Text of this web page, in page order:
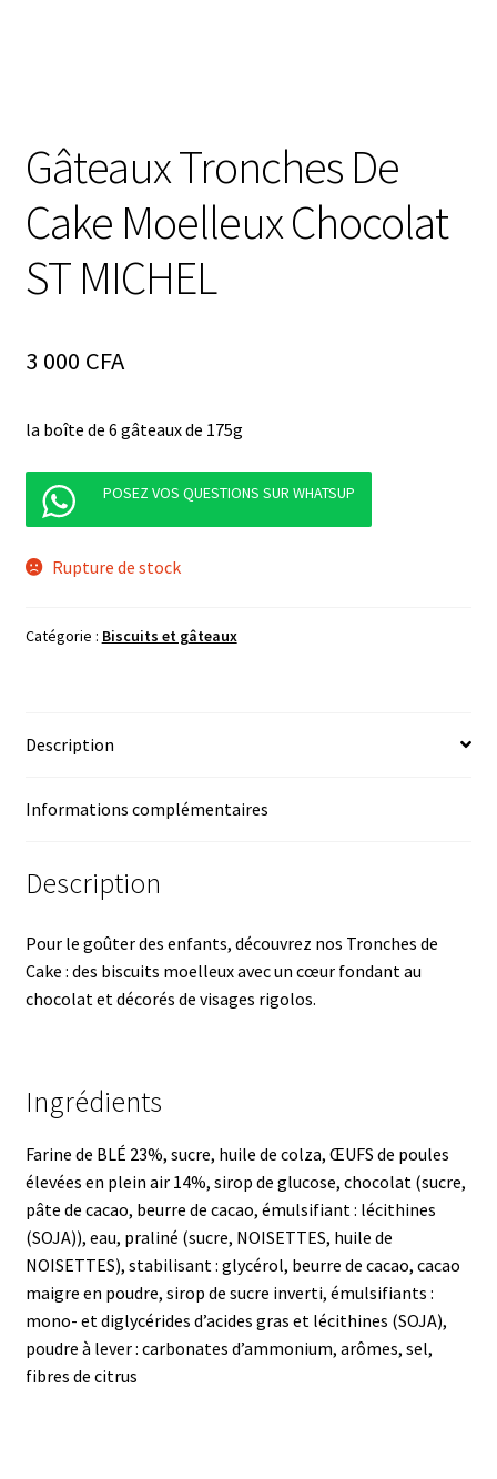
Gâteaux Tronches De
Cake Moelleux Chocolat
ST MICHEL
3 000 CFA
la boîte de 6 gâteaux de 175g
POSEZ VOS QUESTIONS SUR WHATSUP
Rupture de stock
Catégorie : Biscuits et gâteaux
Description
Informations complémentaires
Description
Pour le goûter des enfants, découvrez nos Tronches de
Cake : des biscuits moelleux avec un cœur fondant au
chocolat et décorés de visages rigolos.
Ingrédients
Farine de BLÉ 23%, sucre, huile de colza, ŒUFS de poules
élevées en plein air 14%, sirop de glucose, chocolat (sucre,
pâte de cacao, beurre de cacao, émulsifiant : lécithines
(SOJA)), eau, praliné (sucre, NOISETTES, huile de
NOISETTES), stabilisant : glycérol, beurre de cacao, cacao
maigre en poudre, sirop de sucre inverti, émulsifiants :
mono- et diglycérides d’acides gras et lécithines (SOJA),
poudre à lever : carbonates d’ammonium, arômes, sel,
fibres de citrus